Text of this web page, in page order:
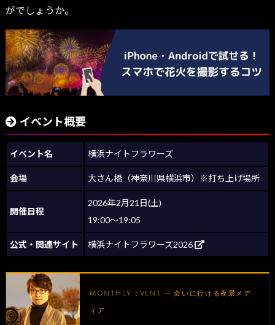
がでしょうか。
イベント概要
イベント名 横浜ナイトフラワーズ
会場 大さん橋（神奈川県横浜市）※打ち上げ場所
開催日程
2026年2月21日(土)
19:00〜19:05
公式・関連サイト 横浜ナイトフラワーズ2026
MONTHLY EVENT — 会いに行ける夜景メデ
ィア